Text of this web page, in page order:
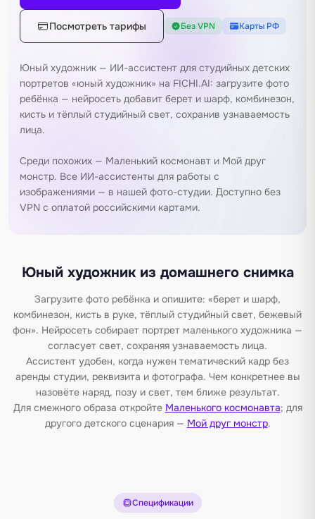
Посмотреть тарифы Без VPN Карты РФ
Юный художник — ИИ-ассистент для студийных детских
портретов «юный художник» на FICHI.AI: загрузите фото
ребёнка — нейросеть добавит берет и шарф, комбинезон,
кисть и тёплый студийный свет, сохранив узнаваемость
лица.
Среди похожих — Маленький космонавт и Мой друг
монстр. Все ИИ-ассистенты для работы с
изображениями — в нашей фото-студии. Доступно без
VPN с оплатой российскими картами.
Юный художник из домашнего снимка
Загрузите фото ребёнка и опишите: «берет и шарф,
комбинезон, кисть в руке, тёплый студийный свет, бежевый
фон». Нейросеть собирает портрет маленького художника —
согласует свет, сохраняя узнаваемость лица.
Ассистент удобен, когда нужен тематический кадр без
аренды студии, реквизита и фотографа. Чем конкретнее вы
назовёте наряд, позу и свет, тем ближе результат.
Для смежного образа откройте Маленького космонавта; для
другого детского сценария — Мой друг монстр.
Спецификации